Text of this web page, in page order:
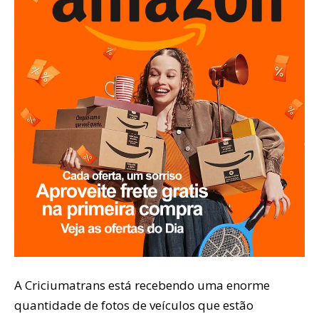
A Criciumatrans está recebendo uma enorme
quantidade de fotos de veículos que estão